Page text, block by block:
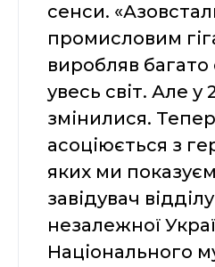
сенси.
промисловим
виробляв багато
увесь світ. Але у
змінилися.
асоціюється з
яких ми
завідувач відділу
незалежної
Національного